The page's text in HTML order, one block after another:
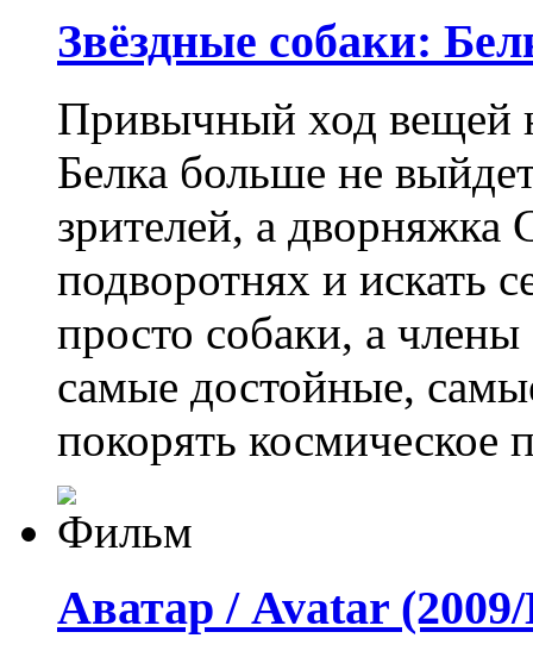
Звёздные собаки:
Привычный ход вещей
Белка больше не
зрителей, а дворняжка
подворотнях и искать
просто собаки, а
самые достойные,
покорять космическое
Аватар / Avatar